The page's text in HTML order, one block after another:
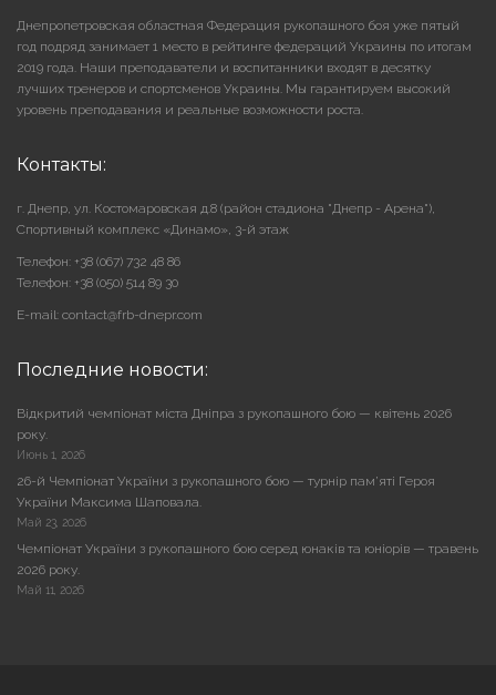
Днепропетровская областная Федерация рукопашного боя уже пятый
год подряд занимает 1 место в рейтинге федераций Украины по итогам
2019 года. Наши преподаватели и воспитанники входят в десятку
лучших тренеров и спортсменов Украины. Мы гарантируем высокий
уровень преподавания и реальные возможности роста.
Контакты:
г. Днепр, ул. Костомаровская д.8 (район стадиона "Днепр - Арена"),
Cпортивный комплекс «Динамо», 3-й этаж
Телефон: +38 (067) 732 48 86
Телефон: +38 (050) 514 89 30
E-mail: contact@frb-dnepr.com
Последние новости:
Відкритий чемпіонат міста Дніпра з рукопашного бою — квітень 2026
року.
Июнь 1, 2026
26-й Чемпіонат України з рукопашного бою — турнір пам’яті Героя
України Максима Шаповала.
Май 23, 2026
Чемпіонат України з рукопашного бою серед юнаків та юніорів — травень
2026 року.
Май 11, 2026